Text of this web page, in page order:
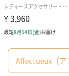
「Affectueux（
品。カスタマイズ
にぴったりです。
Affectueux（ア